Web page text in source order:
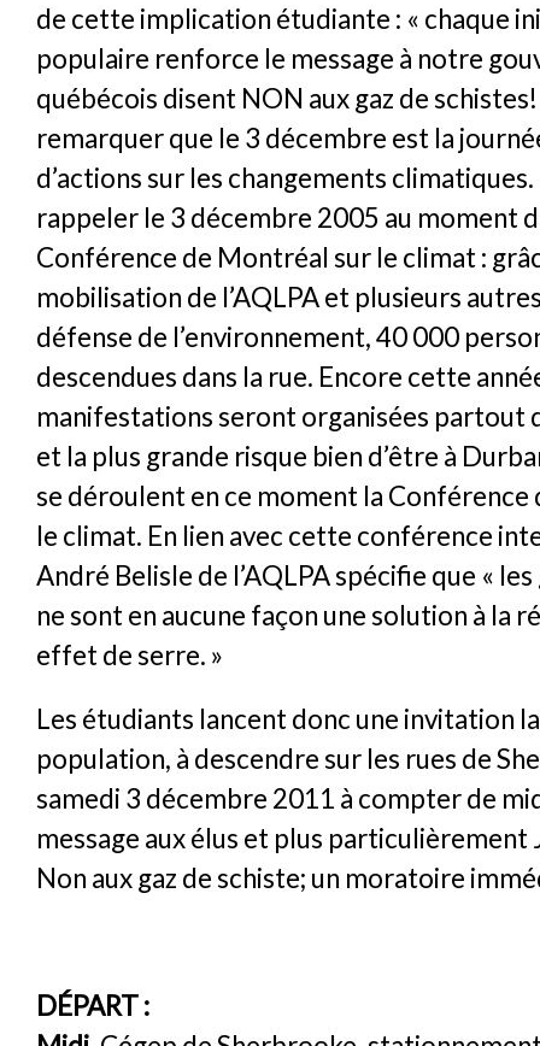
de cette implication étudiante : « chaque
populaire renforce le message à notre
québécois disent NON aux gaz de
remarquer que le 3 décembre est la
d’actions sur les changements
rappeler le 3 décembre 2005 au moment
Conférence de Montréal sur le climat :
mobilisation de l’AQLPA et plusieurs
défense de l’environnement, 40 000
descendues dans la rue. Encore cette
manifestations seront organisées partout
et la plus grande risque bien d’être à
se déroulent en ce moment la Conférence
le climat. En lien avec cette conférence
André Belisle de l’AQLPA spécifie que «
ne sont en aucune façon une solution à la
effet de serre. »
Les étudiants lancent donc une invitation
population, à descendre sur les rues de
samedi 3 décembre 2011 à compter de
message aux élus et plus particulièrement
Non aux gaz de schiste; un moratoire
DÉPART :